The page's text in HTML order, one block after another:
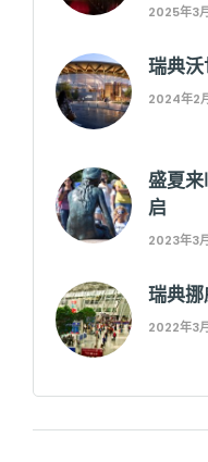
2025年3
瑞典
2024年2
盛夏
启
2023年3
瑞典
2022年3